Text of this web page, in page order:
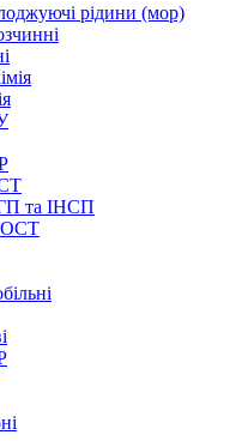
рідини (мор)
та ІНСП